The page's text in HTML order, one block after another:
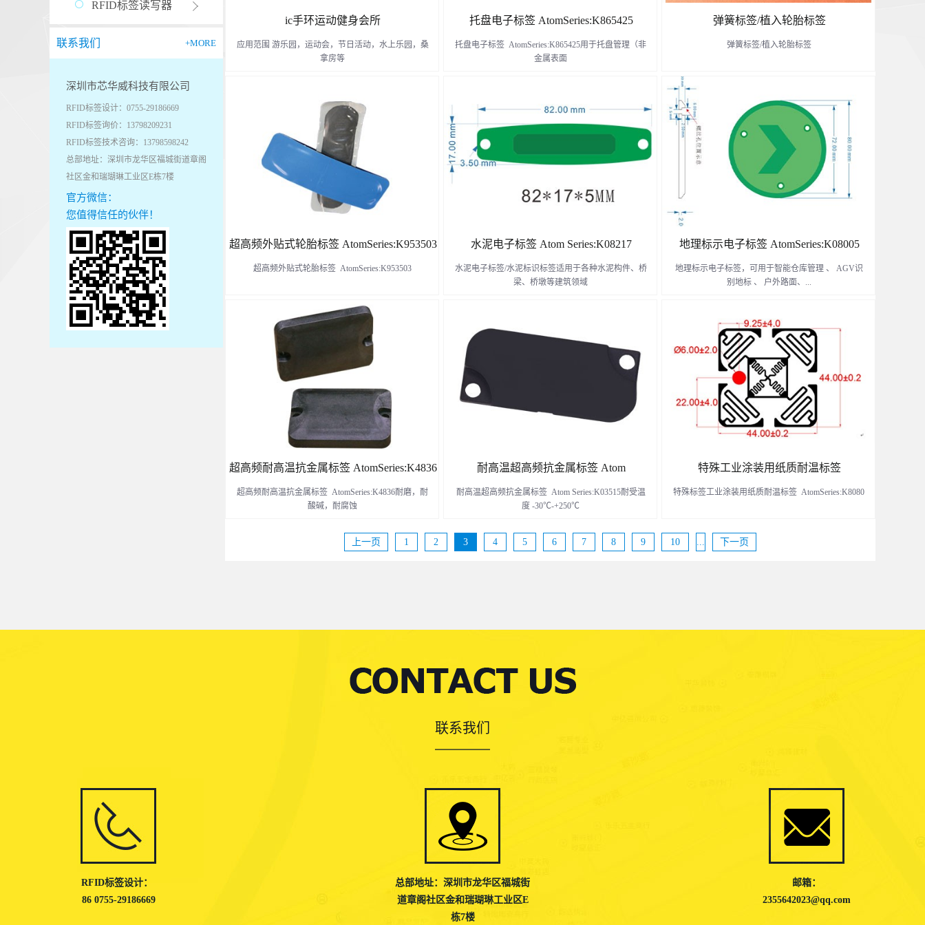
RFID标签读写器
联系我们 +MORE
深圳市芯华威科技有限公司
RFID标签设计：0755-29186669
RFID标签询价：13798209231
RFID标签技术咨询：13798598242
总部地址：深圳市龙华区福城街道章阁
社区金和瑞瑚琳工业区E栋7楼
官方微信：
您值得信任的伙伴！
ic手环运动健身会所
应用范围 游乐园，运动会，节日活动，水上乐园，桑
拿房等
了解更多
托盘电子标签 AtomSeries:K865425
托盘电子标签 AtomSeries:K865425用于托盘管理（非
金属表面
了解更多
弹簧标签/植入轮胎标签​
弹簧标签/植入轮胎标签
了解更多
超高频外贴式轮胎标签 AtomSeries:K953503
超高频外贴式轮胎标签 AtomSeries:K953503
水泥电子标签 Atom Series:K08217
水泥电子标签/水泥标识标签适用于各种水泥构件、桥
梁、桥墩等建筑领域
地理标示电子标签 AtomSeries:K08005
地理标示电子标签，可用于智能仓库管理 、 AGV识
别地标 、 户外路面、...
墙体表面
了解更多
超高频耐高温抗金属标签 AtomSeries:K4836
超高频耐高温抗金属标签 AtomSeries:K4836耐磨，耐
酸碱，耐腐蚀
耐高温超高频抗金属标签 Atom
Series:K03515
耐高温超高频抗金属标签 Atom Series:K03515耐受温
度 -30℃-+250℃
特殊工业涂装用纸质耐温标签
特殊标签工业涂装用纸质耐温标签 AtomSeries:K8080
上一页 1 2 3 4 5 6 7 8 9 10 ... 下一页
联系我们
RFID标签设计：
86 0755-29186669
总部地址：深圳市龙华区福城街
道章阁社区金和瑞瑚琳工业区E
栋7楼
邮箱：
2355642023@qq.com